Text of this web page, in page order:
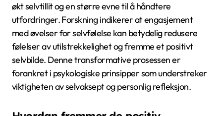
økt selvtillit og en større evne til å håndtere
utfordringer. Forskning indikerer at engasjement
med øvelser for selvfølelse kan betydelig redusere
følelser av utilstrekkelighet og fremme et positivt
selvbilde. Denne transformative prosessen er
forankret i psykologiske prinsipper som understreker
viktigheten av selvaksept og personlig refleksjon.